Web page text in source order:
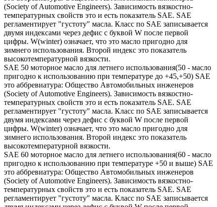
(Society of Automotive Engineers). Зависимость вязкостно-
температурных свойств это и есть показатель SAE. SAE
регламентирует "густоту" масла. Класс по SAE записывается
двумя индексами через дефис с буквой W после первой
цифры. W(winter) означает, что это масло пригодно для
зимнего использования. Второй индекс это показатель
высокотемпературной вязкости.
SAE 50 моторное масло для летнего использования(50 - масло
пригодно к использованию при температуре до +45,+50) SAE
это аббревиатура: Общество Автомобильных инженеров
(Society of Automotive Engineers). Зависимость вязкостно-
температурных свойств это и есть показатель SAE. SAE
регламентирует "густоту" масла. Класс по SAE записывается
двумя индексами через дефис с буквой W после первой
цифры. W(winter) означает, что это масло пригодно для
зимнего использования. Второй индекс это показатель
высокотемпературной вязкости.
SAE 60 моторное масло для летнего использования(60 - масло
пригодно к использованию при температуре +50 и выше) SAE
это аббревиатура: Общество Автомобильных инженеров
(Society of Automotive Engineers). Зависимость вязкостно-
температурных свойств это и есть показатель SAE. SAE
регламентирует "густоту" масла. Класс по SAE записывается